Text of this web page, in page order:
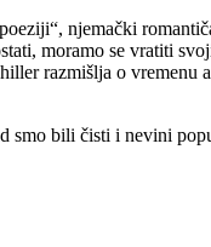
njemački
moramo se vratiti
razmišlja o
smo bili čisti i nevini